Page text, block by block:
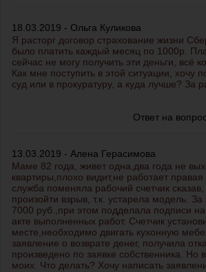
18.03.2019 - Ольга Куликова
Я расторг договор страхование жизни
было платить каждый месяц по 1000р.
сейчас не могу получить эти деньги, всё
Как мне поступить в этой ситуации, хочу
суд или в прокуратуру, а куда лучше? За
Ответ на
13.03.2019 - Алена Герасимова
Маме 82 года, живет одна,два года не
квартиры,плохо видит,не работает правая
служба поменяла рабочий счетчик
произойти взрыв, т.к. устарела модель.
7000 руб.,при этом подделала подписи на
акте выполненных работ. Счетчик
месте,необходимо двигать кухонную
заявление о возврате денег, получила
произведено по заявке собственника. Но
моих. Что делать? Хочу написать